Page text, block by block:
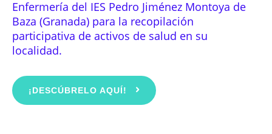
Enfermería del IES Pedro Jiménez Montoya de
Baza (Granada) para la recopilación
participativa de activos de salud en su
localidad.
¡DESCÚBRELO AQUÍ!